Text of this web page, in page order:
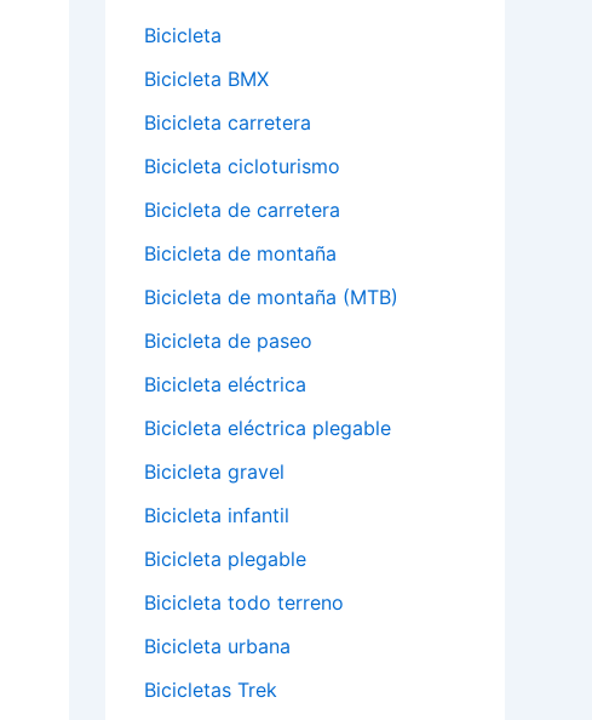
Bicicleta
Bicicleta BMX
Bicicleta carretera
Bicicleta cicloturismo
Bicicleta de carretera
Bicicleta de montaña
Bicicleta de montaña (MTB)
Bicicleta de paseo
Bicicleta eléctrica
Bicicleta eléctrica plegable
Bicicleta gravel
Bicicleta infantil
Bicicleta plegable
Bicicleta todo terreno
Bicicleta urbana
Bicicletas Trek